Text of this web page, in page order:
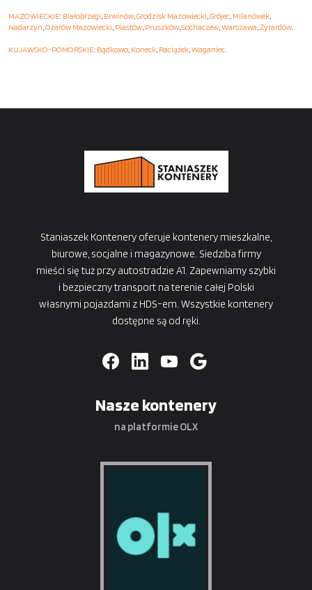
MAZOWIECKIE: Białobrzegi, Brwinów,Grodzisk Mazowiecki,Grójec, Milanówek,
Nadarzyn,Ożarów Mazowiecki, Piastów, Pruszków,Sochaczew,Warszawa,Żyrardów.
KUJAWSKO-POMORSKIE: Bądkowo, Koneck, Raciążek,Waganiec.
Staniaszek Kontenery oferuje kontenery mieszkalne,
biurowe, socjalne i magazynowe. Siedziba firmy
mieści się tuż przy autostradzie A1. Zapewniamy szybki
i bezpieczny transport na terenie całej Polski
własnymi pojazdami z HDS-em. Wszystkie kontenery
dostępne są od ręki.
Nasze kontenery
na platformie OLX